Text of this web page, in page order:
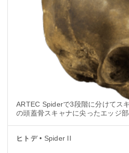
ARTEC Spiderで3段階に分けてス
の頭蓋骨スキャナに尖ったエッジ部
ヒトデ• Spider II